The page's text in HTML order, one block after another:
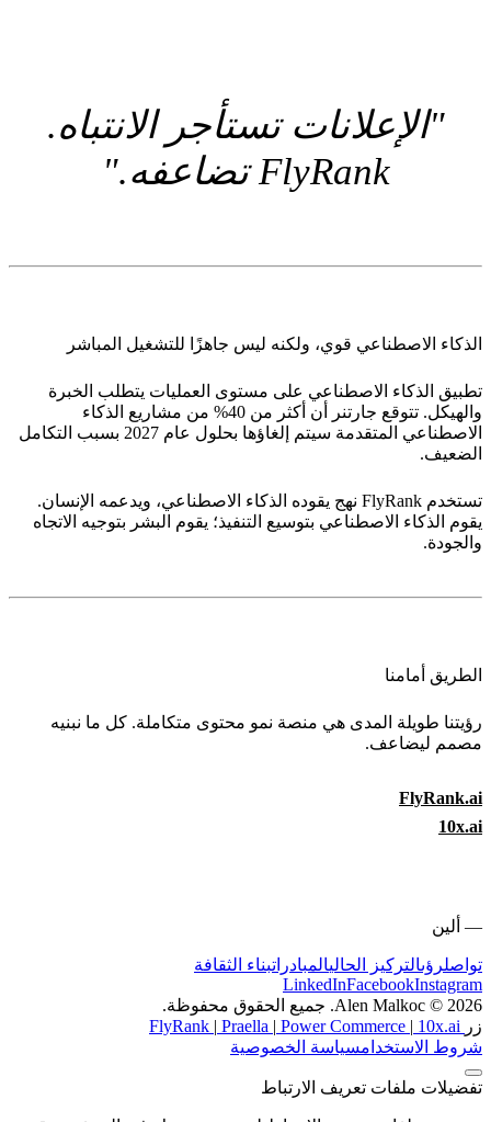
"الإعلانات تستأجر الانتباه.
FlyRank تضاعفه."
الذكاء الاصطناعي قوي، ولكنه ليس جاهزًا للتشغيل المباشر
تطبيق الذكاء الاصطناعي على مستوى العمليات يتطلب الخبرة
والهيكل. تتوقع جارتنر أن
أكثر من 40% من مشاريع الذكاء
الاصطناعي المتقدمة سيتم إلغاؤها بحلول عام 2027
بسبب التكامل
الضعيف.
تستخدم FlyRank نهج يقوده الذكاء الاصطناعي، ويدعمه الإنسان.
يقوم الذكاء الاصطناعي بتوسيع التنفيذ؛ يقوم البشر بتوجيه الاتجاه
والجودة.
الطريق أمامنا
رؤيتنا طويلة المدى هي منصة نمو محتوى متكاملة. كل ما نبنيه
مصمم ليضاعف.
FlyRank.ai
10x.ai
— ألين
تواصلرؤىالتركيز الحاليالمبادراتبناء الثقافة
LinkedInFacebookInstagram
2026 © Alen Malkoc. جميع الحقوق محفوظة.
زر
| Praella | Power Commerce | 10x.ai
شروط الاستخدامسياسة الخصوصية
تفضيلات ملفات تعريف الارتباط